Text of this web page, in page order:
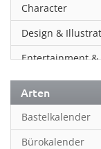
Character
Design &
Entertainment &
Erotik
Essen & Trinken
Familienplaner
Arten
Bastelkalender
Bürokalender